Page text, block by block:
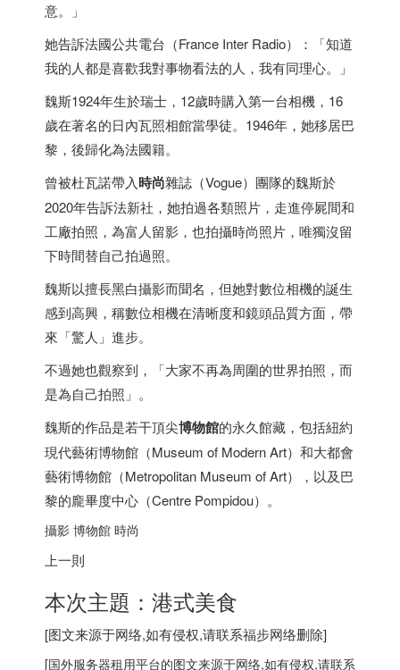
意。」
她告訴法國公共電台（France Inter Radio）：「知道
我的人都是喜歡我對事物看法的人，我有同理心。」
魏斯1924年生於瑞士 ，12歲時購入第一台相機，16
歲在著名的日內瓦照相館當學徒。1946年，她移居巴
黎，後歸化為法國籍。
曾被杜瓦諾帶入時尚雜誌（Vogue）團隊的魏斯於
2020年告訴法新社，她拍過各類照片，走進停屍間和
工廠拍照，為富人留影，也拍攝時尚照片，唯獨沒留
下時間替自己拍過照。
魏斯以擅長黑白攝影而聞名，但她對數位相機的誕生
感到高興，稱數位相機在清晰度和鏡頭品質方面，帶
來「驚人」進步。
不過她也觀察到，「大家不再為周圍的世界拍照，而
是為自己拍照」。
魏斯的作品是若干頂尖博物館的永久館藏，包括紐約
現代藝術博物館（Museum of Modern Art）和大都會
藝術博物館（Metropolitan Museum of Art），以及巴
黎的龐畢度中心（Centre Pompidou）。
攝影 博物館 時尚
上一則
本次主題：港式美食
[图文来源于网络,如有侵权,请联系福步网络删除]
[国外服务器租用平台的图文来源于网络,如有侵权,请联系